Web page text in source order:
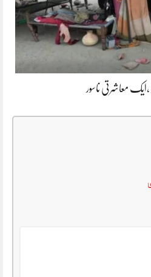
،ایک معاشرتی ناسور